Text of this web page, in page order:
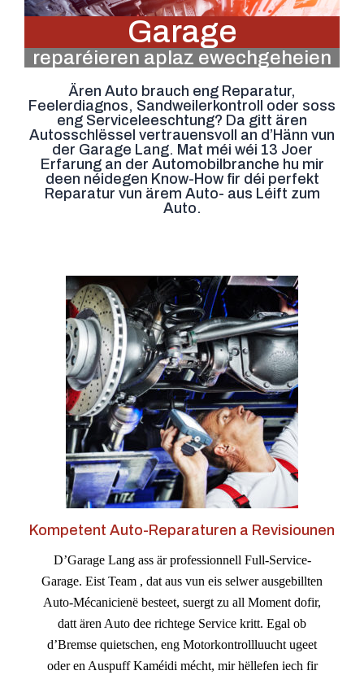
Garage
reparéieren aplaz ewechgeheien
Ären Auto brauch eng Reparatur,
Feelerdiagnos, Sandweilerkontroll oder soss
eng Serviceleeschtung? Da gitt ären
Autosschlëssel vertrauensvoll an d’Hänn vun
der Garage Lang. Mat méi wéi 13 Joer
Erfarung an der Automobilbranche hu mir
deen néidegen Know-How fir déi perfekt
Reparatur vun ärem Auto- aus Léift zum
Auto.
Kompetent Auto-Reparaturen a Revisiounen
D’Garage Lang ass är professionnell Full-Service-
Garage. Eist Team , dat aus vun eis selwer ausgebillten
Auto-Mécanicienë besteet, suergt zu all Moment dofir,
datt ären Auto dee richtege Service kritt. Egal ob
d’Bremse quietschen, eng Motorkontrollluucht ugeet
oder en Auspuff Kaméidi mécht, mir hëllefen iech fir